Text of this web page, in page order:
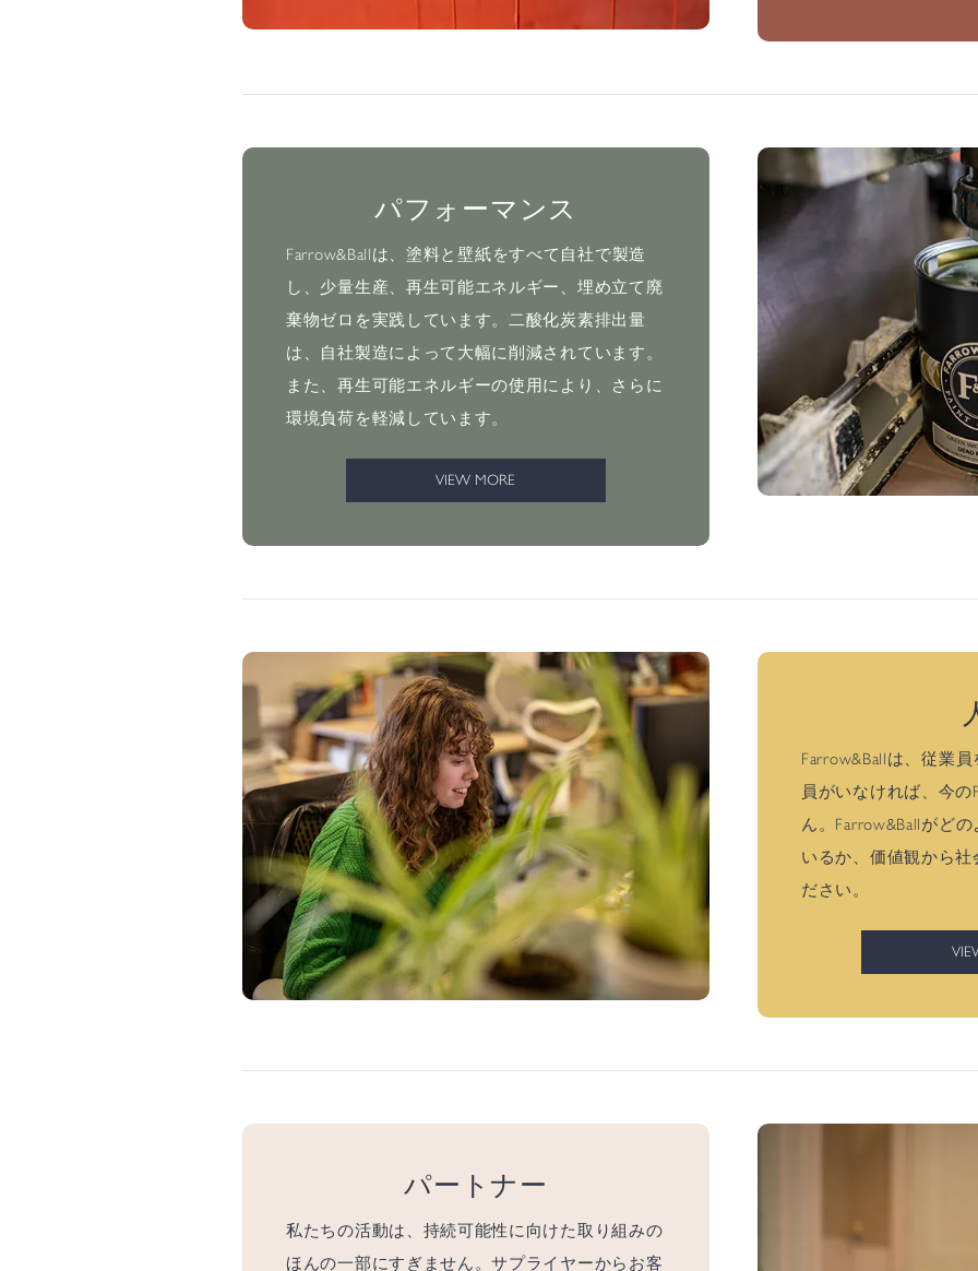
パフォーマンス
Farrow&Ballは、塗料と壁紙をすべて自社で製造
し、少量生産、再生可能エネルギー、埋め立て廃
棄物ゼロを実践しています。二酸化炭素排出量
は、自社製造によって大幅に削減されています。
また、再生可能エネルギーの使用により、さらに
環境負荷を軽減しています。
VIEW MORE
Farrow&Ballは、従業
員がいなければ、今の
ん。Farrow&Ballがど
いるか、価値観から
ださい。
パートナー
私たちの活動は、持続可能性に向けた取り組みの
ほんの一部にすぎません。サプライヤーからお客